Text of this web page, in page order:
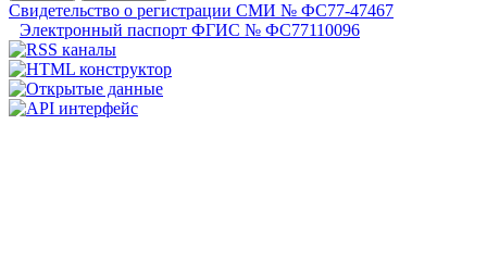
Свидетельство о регистрации СМИ № ФС77-47467
Электронный паспорт ФГИС № ФС77110096